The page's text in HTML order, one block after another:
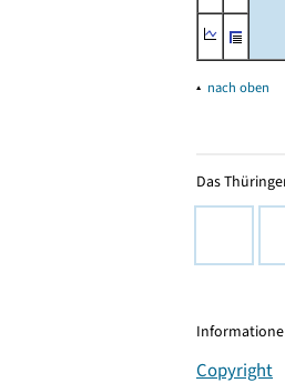
▴ nach oben
Das
Copyright